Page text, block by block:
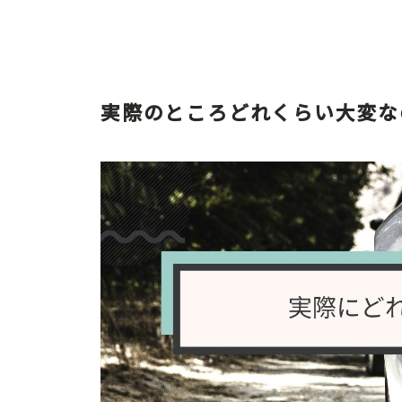
実際のところどれくらい大変